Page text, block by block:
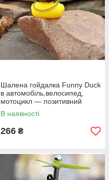
Шалена гойдалка Funny Duck
в автомобіль,велосипед,
мотоцикл — позитивний
подарунок + паковання
В наявності
266 ₴